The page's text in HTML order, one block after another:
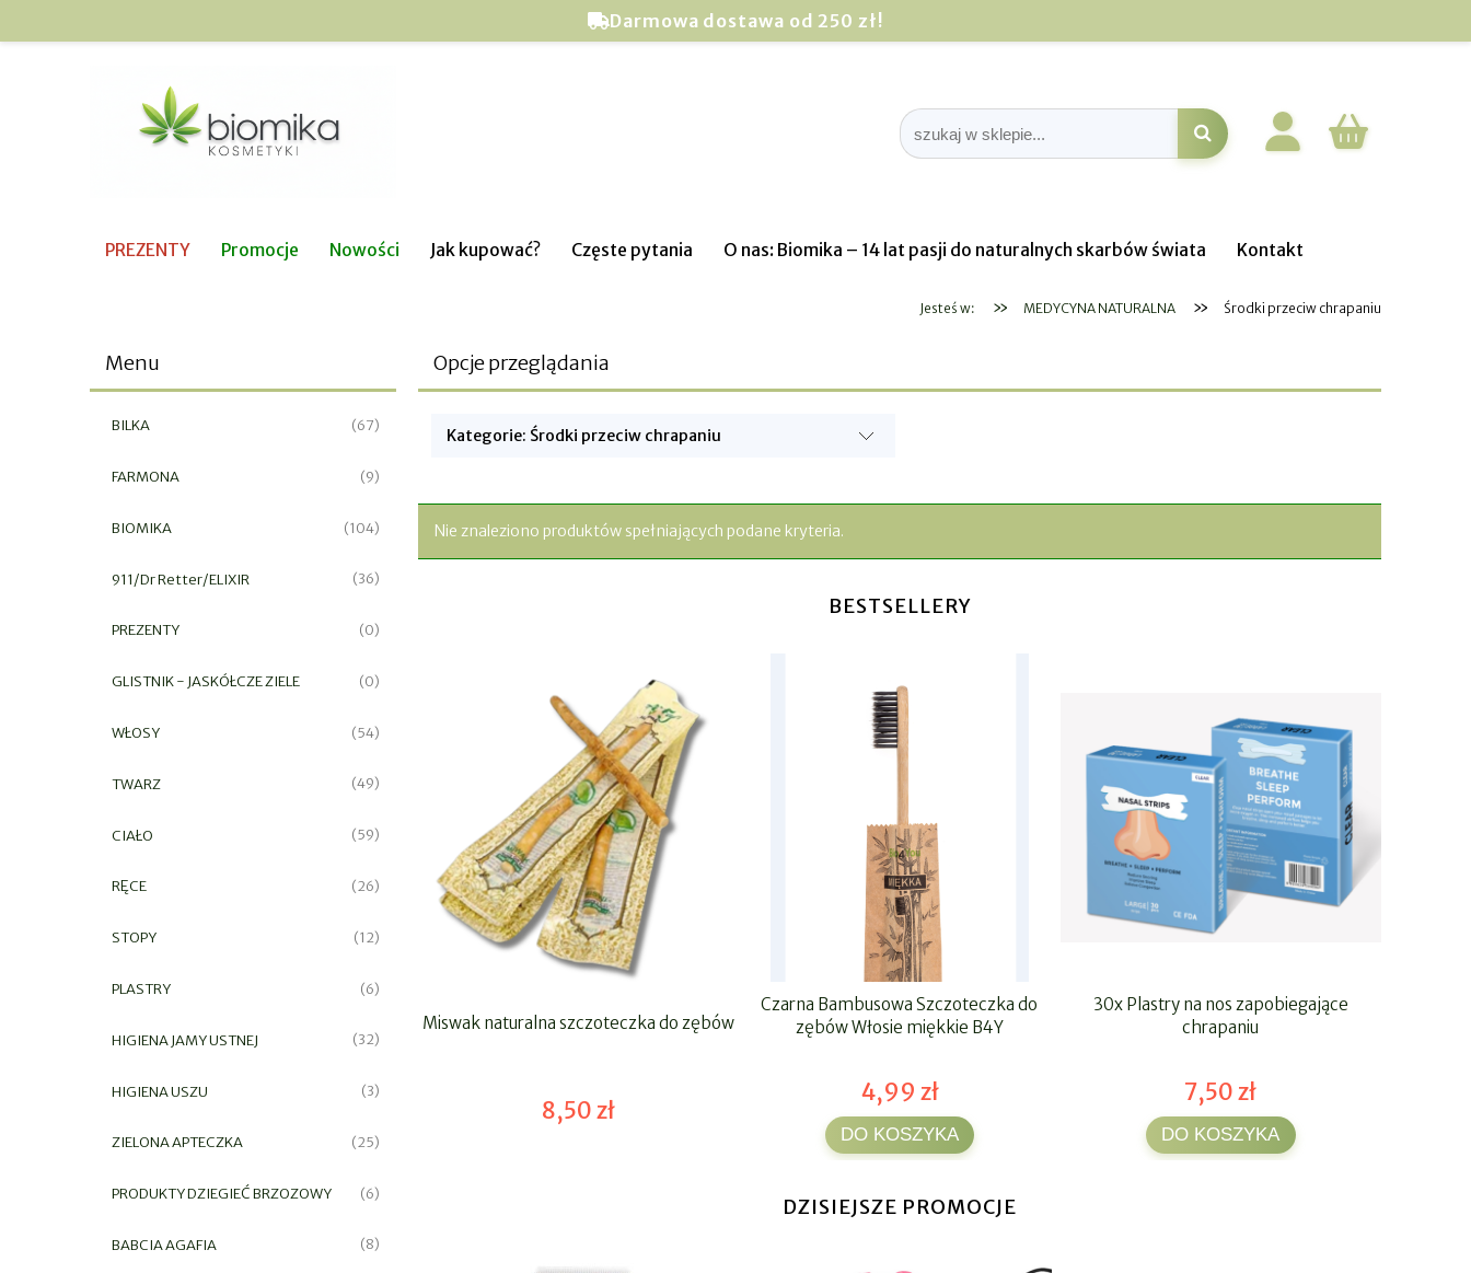
Darmowa dostawa od 250 zł!
PREZENTY Promocje Nowości Jak kupować? Częste pytania O nas: Biomika – 14 lat pasji do naturalnych skarbów świata Kontakt
Jesteś w: » MEDYCYNA NATURALNA » Środki przeciw chrapaniu
Menu
BILKA (67)
FARMONA (9)
BIOMIKA (104)
911/Dr Retter/ELIXIR (36)
PREZENTY (0)
GLISTNIK - JASKÓŁCZE ZIELE (0)
WŁOSY (54)
TWARZ (49)
CIAŁO (59)
RĘCE (26)
STOPY (12)
PLASTRY (6)
HIGIENA JAMY USTNEJ (32)
HIGIENA USZU (3)
ZIELONA APTECZKA (25)
PRODUKTY DZIEGIEĆ BRZOZOWY (6)
BABCIA AGAFIA (8)
Opcje przeglądania
Kategorie: Środki przeciw chrapaniu
Nie znaleziono produktów spełniających podane kryteria.
BESTSELLERY
Miswak naturalna szczoteczka do zębów
8,50 zł
Czarna Bambusowa Szczoteczka do
zębów Włosie miękkie B4Y
4,99 zł
DO KOSZYKA
30x Plastry na nos zapobiegające
chrapaniu
7,50 zł
DO KOSZYKA
DZISIEJSZE PROMOCJE